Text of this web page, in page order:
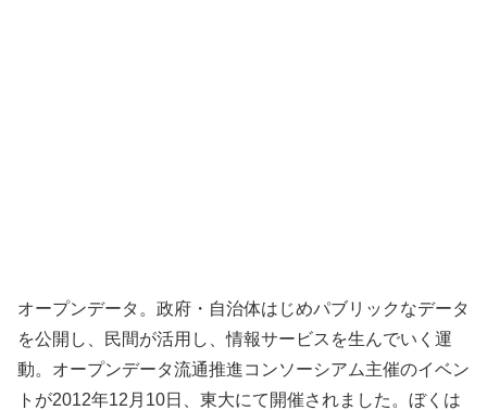
オープンデータ。政府・自治体はじめパブリックなデータ
を公開し、民間が活用し、情報サービスを生んでいく運
動。オープンデータ流通推進コンソーシアム主催のイベン
トが2012年12月10日、東大にて開催されました。ぼくは